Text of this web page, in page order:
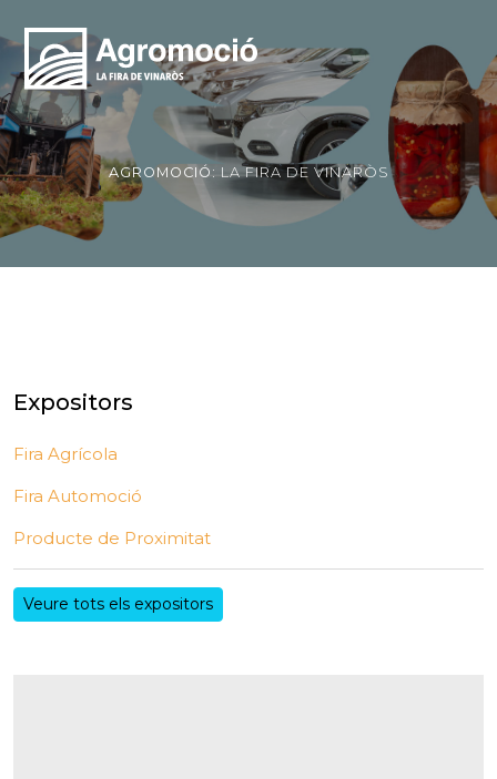
AGROMOCIÓ: LA FIRA DE VINARÒS
Expositors
Fira Agrícola
Fira Automoció
Producte de Proximitat
Veure tots els expositors